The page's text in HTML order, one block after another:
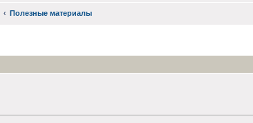
Полезные материалы